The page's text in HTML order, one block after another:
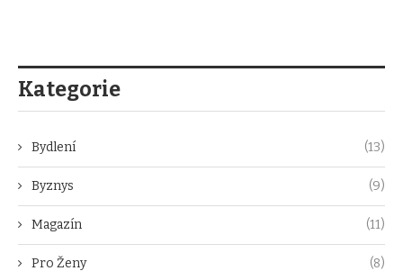
Kategorie
Bydlení (13)
Byznys (9)
Magazín (11)
Pro Ženy (8)